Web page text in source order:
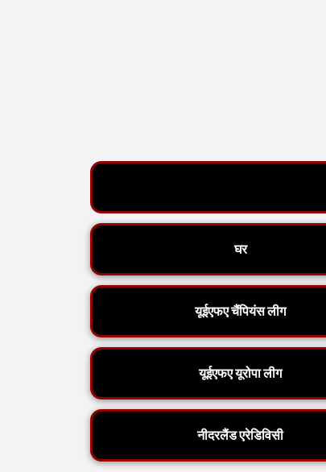
घर
यूईएफए चैंपियंस लीग
यूईएफए यूरोपा लीग
नीदरलैंड एरेडिविसी